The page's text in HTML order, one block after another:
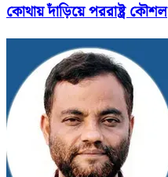
কোথায় দাঁড়িয়ে পররাষ্ট্র কৌশল